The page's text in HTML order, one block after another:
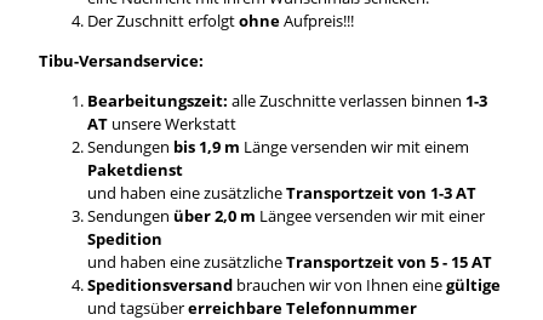
Der Zuschnitt erfolgtohneAufpreis!!!
Tibu-Versandservice:
Bearbeitungszeit: alle Zuschnitte verlassen binnen 1-3
AT unsere Werkstatt
Sendungen bis 1,9 m Länge versenden wir mit einem
Paketdienst
und haben eine zusätzlicheTransportzeit von 1-3 AT
Sendungen über 2,0 m Längee versenden wir mit einer
Spedition
und haben eine zusätzlicheTransportzeit von 5 - 15 AT
Speditionsversandbrauchen wir von Ihnen einegültige
und tagsübererreichbare Telefonnummer